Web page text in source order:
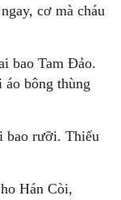
cơ mà cháu
bao Tam Ðảo.
bông thùng
bao rưỡi. Thiếu
Hán Còi,